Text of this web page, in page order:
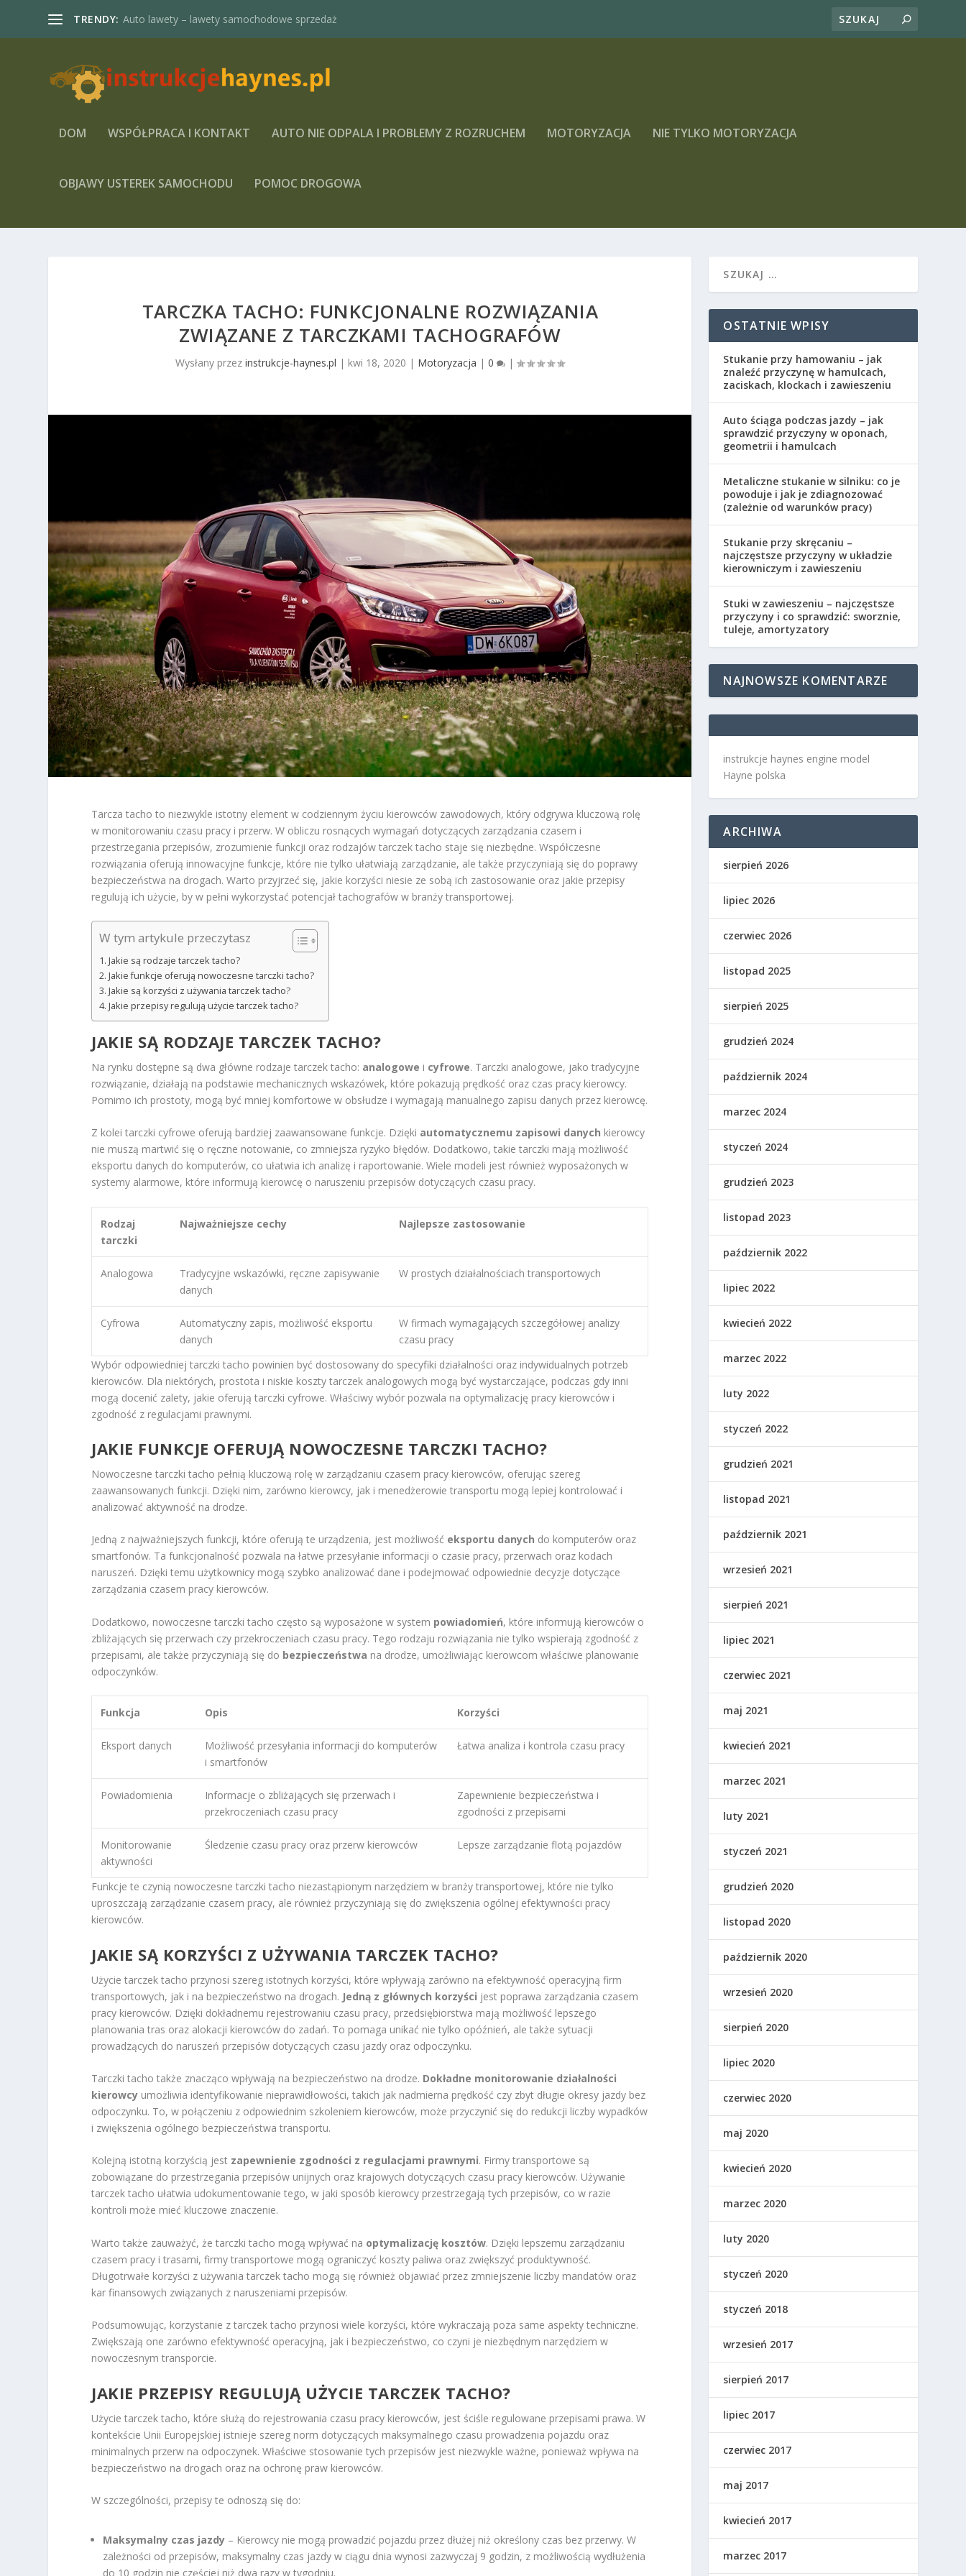
TRENDY: Auto lawety – lawety samochodowe sprzedaż
DOM WSPÓŁPRACA I KONTAKT AUTO NIE ODPALA I PROBLEMY Z ROZRUCHEM MOTORYZACJA NIE TYLKO MOTORYZACJA
OBJAWY USTEREK SAMOCHODU POMOC DROGOWA
TARCZKA TACHO: FUNKCJONALNE ROZWIĄZANIA
ZWIĄZANE Z TARCZKAMI TACHOGRAFÓW
Wysłany przezinstrukcje-haynes.pl | kwi 18, 2020 | Motoryzacja |0 |
Tarcza tacho to niezwykle istotny element w codziennym życiu kierowców zawodowych, który odgrywa kluczową rolę
w monitorowaniu czasu pracy i przerw. W obliczu rosnących wymagań dotyczących zarządzania czasem i
przestrzegania przepisów, zrozumienie funkcji oraz rodzajów tarczek tacho staje się niezbędne. Współczesne
rozwiązania oferują innowacyjne funkcje, które nie tylko ułatwiają zarządzanie, ale także przyczyniają się do poprawy
bezpieczeństwa na drogach. Warto przyjrzeć się, jakie korzyści niesie ze sobą ich zastosowanie oraz jakie przepisy
regulują ich użycie, by w pełni wykorzystać potencjał tachografów w branży transportowej.
W tym artykule przeczytasz
Jakie są rodzaje tarczek tacho?
Jakie funkcje oferują nowoczesne tarczki tacho?
Jakie są korzyści z używania tarczek tacho?
Jakie przepisy regulują użycie tarczek tacho?
JAKIE SĄ RODZAJE TARCZEK TACHO?
Na rynku dostępne są dwa główne rodzaje tarczek tacho: analogowe i cyfrowe. Tarczki analogowe, jako tradycyjne
rozwiązanie, działają na podstawie mechanicznych wskazówek, które pokazują prędkość oraz czas pracy kierowcy.
Pomimo ich prostoty, mogą być mniej komfortowe w obsłudze i wymagają manualnego zapisu danych przez kierowcę.
Z kolei tarczki cyfrowe oferują bardziej zaawansowane funkcje. Dzięki automatycznemu zapisowi danych kierowcy
nie muszą martwić się o ręczne notowanie, co zmniejsza ryzyko błędów. Dodatkowo, takie tarczki mają możliwość
eksportu danych do komputerów, co ułatwia ich analizę i raportowanie. Wiele modeli jest również wyposażonych w
systemy alarmowe, które informują kierowcę o naruszeniu przepisów dotyczących czasu pracy.
Rodzaj
tarczki
Najważniejsze cechy Najlepsze zastosowanie
Analogowa
Tradycyjne wskazówki, ręczne zapisywanie
danych
W prostych działalnościach transportowych
Cyfrowa
Automatyczny zapis, możliwość eksportu
danych
W firmach wymagających szczegółowej analizy
czasu pracy
Wybór odpowiedniej tarczki tacho powinien być dostosowany do specyfiki działalności oraz indywidualnych potrzeb
kierowców. Dla niektórych, prostota i niskie koszty tarczek analogowych mogą być wystarczające, podczas gdy inni
mogą docenić zalety, jakie oferują tarczki cyfrowe. Właściwy wybór pozwala na optymalizację pracy kierowców i
zgodność z regulacjami prawnymi.
JAKIE FUNKCJE OFERUJĄ NOWOCZESNE TARCZKI TACHO?
Nowoczesne tarczki tacho pełnią kluczową rolę w zarządzaniu czasem pracy kierowców, oferując szereg
zaawansowanych funkcji. Dzięki nim, zarówno kierowcy, jak i menedżerowie transportu mogą lepiej kontrolować i
analizować aktywność na drodze.
Jedną z najważniejszych funkcji, które oferują te urządzenia, jest możliwość eksportu danych do komputerów oraz
smartfonów. Ta funkcjonalność pozwala na łatwe przesyłanie informacji o czasie pracy, przerwach oraz kodach
naruszeń. Dzięki temu użytkownicy mogą szybko analizować dane i podejmować odpowiednie decyzje dotyczące
zarządzania czasem pracy kierowców.
Dodatkowo, nowoczesne tarczki tacho często są wyposażone w system powiadomień, które informują kierowców o
zbliżających się przerwach czy przekroczeniach czasu pracy. Tego rodzaju rozwiązania nie tylko wspierają zgodność z
przepisami, ale także przyczyniają się do bezpieczeństwa na drodze, umożliwiając kierowcom właściwe planowanie
odpoczynków.
Funkcja Opis Korzyści
Eksport danych
Możliwość przesyłania informacji do komputerów
i smartfonów
Łatwa analiza i kontrola czasu pracy
Powiadomienia
Informacje o zbliżających się przerwach i
przekroczeniach czasu pracy
Zapewnienie bezpieczeństwa i
zgodności z przepisami
Monitorowanie
aktywności
Śledzenie czasu pracy oraz przerw kierowców Lepsze zarządzanie flotą pojazdów
Funkcje te czynią nowoczesne tarczki tacho niezastąpionym narzędziem w branży transportowej, które nie tylko
uproszczają zarządzanie czasem pracy, ale również przyczyniają się do zwiększenia ogólnej efektywności pracy
kierowców.
JAKIE SĄ KORZYŚCI Z UŻYWANIA TARCZEK TACHO?
Użycie tarczek tacho przynosi szereg istotnych korzyści, które wpływają zarówno na efektywność operacyjną firm
transportowych, jak i na bezpieczeństwo na drogach. Jedną z głównych korzyści jest poprawa zarządzania czasem
pracy kierowców. Dzięki dokładnemu rejestrowaniu czasu pracy, przedsiębiorstwa mają możliwość lepszego
planowania tras oraz alokacji kierowców do zadań. To pomaga unikać nie tylko opóźnień, ale także sytuacji
prowadzących do naruszeń przepisów dotyczących czasu jazdy oraz odpoczynku.
Tarczki tacho także znacząco wpływają na bezpieczeństwo na drodze. Dokładne monitorowanie działalności
kierowcy umożliwia identyfikowanie nieprawidłowości, takich jak nadmierna prędkość czy zbyt długie okresy jazdy bez
odpoczynku. To, w połączeniu z odpowiednim szkoleniem kierowców, może przyczynić się do redukcji liczby wypadków
i zwiększenia ogólnego bezpieczeństwa transportu.
Kolejną istotną korzyścią jest zapewnienie zgodności z regulacjami prawnymi. Firmy transportowe są
zobowiązane do przestrzegania przepisów unijnych oraz krajowych dotyczących czasu pracy kierowców. Używanie
tarczek tacho ułatwia udokumentowanie tego, w jaki sposób kierowcy przestrzegają tych przepisów, co w razie
kontroli może mieć kluczowe znaczenie.
Warto także zauważyć, że tarczki tacho mogą wpływać na optymalizację kosztów. Dzięki lepszemu zarządzaniu
czasem pracy i trasami, firmy transportowe mogą ograniczyć koszty paliwa oraz zwiększyć produktywność.
Długotrwałe korzyści z używania tarczek tacho mogą się również objawiać przez zmniejszenie liczby mandatów oraz
kar finansowych związanych z naruszeniami przepisów.
Podsumowując, korzystanie z tarczek tacho przynosi wiele korzyści, które wykraczają poza same aspekty techniczne.
Zwiększają one zarówno efektywność operacyjną, jak i bezpieczeństwo, co czyni je niezbędnym narzędziem w
nowoczesnym transporcie.
JAKIE PRZEPISY REGULUJĄ UŻYCIE TARCZEK TACHO?
Użycie tarczek tacho, które służą do rejestrowania czasu pracy kierowców, jest ściśle regulowane przepisami prawa. W
kontekście Unii Europejskiej istnieje szereg norm dotyczących maksymalnego czasu prowadzenia pojazdu oraz
minimalnych przerw na odpoczynek. Właściwe stosowanie tych przepisów jest niezwykle ważne, ponieważ wpływa na
bezpieczeństwo na drogach oraz na ochronę praw kierowców.
W szczególności, przepisy te odnoszą się do:
Maksymalny czas jazdy – Kierowcy nie mogą prowadzić pojazdu przez dłużej niż określony czas bez przerwy. W
zależności od przepisów, maksymalny czas jazdy w ciągu dnia wynosi zazwyczaj 9 godzin, z możliwością wydłużenia
do 10 godzin nie częściej niż dwa razy w tygodniu.
OSTATNIE WPISY
Stukanie przy hamowaniu – jak
znaleźć przyczynę w hamulcach,
zaciskach, klockach i zawieszeniu
Auto ściąga podczas jazdy – jak
sprawdzić przyczyny w oponach,
geometrii i hamulcach
Metaliczne stukanie w silniku: co je
powoduje i jak je zdiagnozować
(zależnie od warunków pracy)
Stukanie przy skręcaniu –
najczęstsze przyczyny w układzie
kierowniczym i zawieszeniu
Stuki w zawieszeniu – najczęstsze
przyczyny i co sprawdzić: sworznie,
tuleje, amortyzatory
NAJNOWSZE KOMENTARZE
instrukcje haynes engine model
Hayne polska
ARCHIWA
sierpień 2026
lipiec 2026
czerwiec 2026
listopad 2025
sierpień 2025
grudzień 2024
październik 2024
marzec 2024
styczeń 2024
grudzień 2023
listopad 2023
październik 2022
lipiec 2022
kwiecień 2022
marzec 2022
luty 2022
styczeń 2022
grudzień 2021
listopad 2021
październik 2021
wrzesień 2021
sierpień 2021
lipiec 2021
czerwiec 2021
maj 2021
kwiecień 2021
marzec 2021
luty 2021
styczeń 2021
grudzień 2020
listopad 2020
październik 2020
wrzesień 2020
sierpień 2020
lipiec 2020
czerwiec 2020
maj 2020
kwiecień 2020
marzec 2020
luty 2020
styczeń 2020
styczeń 2018
wrzesień 2017
sierpień 2017
lipiec 2017
czerwiec 2017
maj 2017
kwiecień 2017
marzec 2017